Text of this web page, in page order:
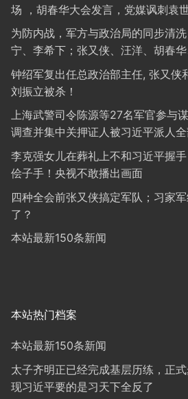
场 ，胡春华大会发言，党媒讽刺袁
为防内战，军方与政治局的同步清
宁、李希下；张又侠、汪洋、胡春
钟绍军复出任总政治部主任, 张又侠
刘振立被杀！
上海武警司令陈源等27名军官参与
调查并集中关押证人被习近平派人
李克强女儿在葬礼上不和习近平握
侩子手！央视不敢播出画面
四种全会前张又侠搞定军队；习家
了？
本站最新150条新闻
本站热门档案
本站最新150条新闻
太子齐明正已经完成基层历练，正
现习近平要的是习天下全反了